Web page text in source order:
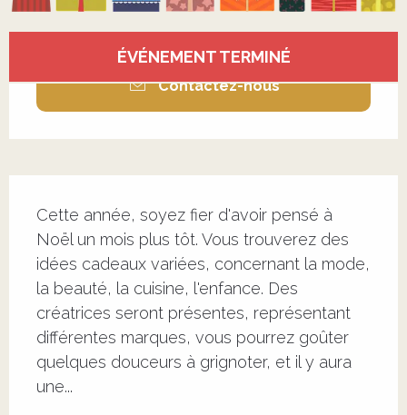
Ouverture et coordonnées
ÉVÉNEMENT TERMINÉ
Contactez-nous
Cette année, soyez fier d'avoir pensé à
Noël un mois plus tôt. Vous trouverez des
idées cadeaux variées, concernant la mode,
la beauté, la cuisine, l'enfance. Des
créatrices seront présentes, représentant
différentes marques, vous pourrez goûter
quelques douceurs à grignoter, et il y aura
une...